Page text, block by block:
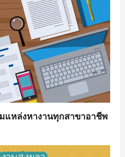
แหล่งหางานทุกสาขาอาชีพ